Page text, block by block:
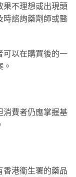
果不理想或出現頭
時諮詢藥劑師或醫
可以在購買後的一
消費者仍應掌握基
香港衞生署的藥品